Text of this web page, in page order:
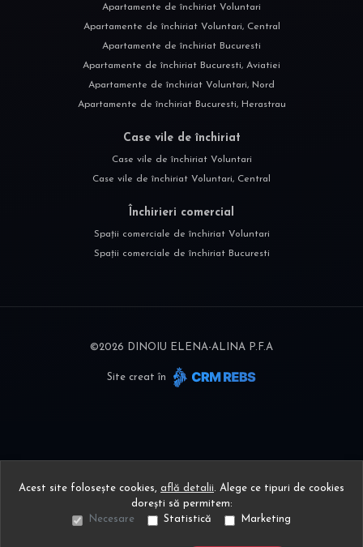
Apartamente de închiriat Voluntari
Apartamente de închiriat Voluntari, Central
Apartamente de închiriat Bucuresti
Apartamente de închiriat Bucuresti, Aviatiei
Apartamente de închiriat Voluntari, Nord
Apartamente de închiriat Bucuresti, Herastrau
Case vile de închiriat
Case vile de închiriat Voluntari
Case vile de închiriat Voluntari, Central
Închirieri comercial
Spații comerciale de închiriat Voluntari
Spații comerciale de închiriat Bucuresti
©2026 DINOIU ELENA-ALINA P.F.A
Site creat în
Acest site folosește cookies, află detalii. Alege ce tipuri de cookies
dorești să permitem:
Necesare
Statistică Marketing